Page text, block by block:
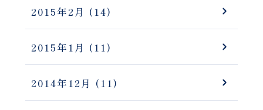
2015年2月 (14)
2015年1月 (11)
2014年12月 (11)